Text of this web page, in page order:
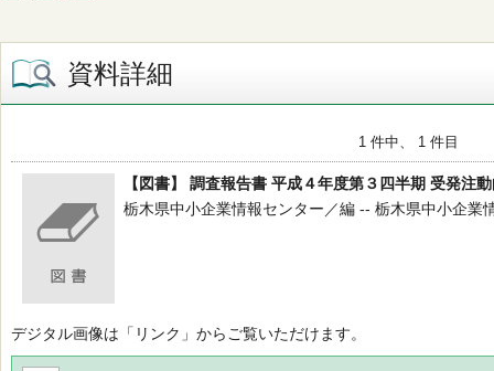
資料詳細
1 件中、 1 件目
【図書】 調査報告書 平成４年度第３四半期 受発注
栃木県中小企業情報センター／編 -- 栃木県中小企業
デジタル画像は「リンク」からご覧いただけます。